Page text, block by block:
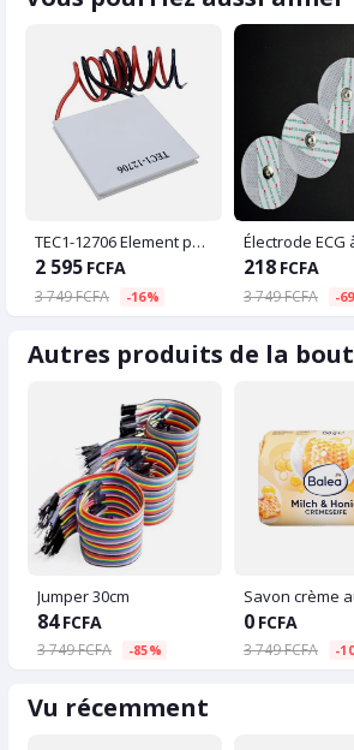
TEC1-12706 Element peltier
2 595 FCFA
3 749 FCFA -16%
218 FCFA
3 749 FCFA -
Autres produits de la
Jumper 30cm
84 FCFA
3 749 FCFA -85%
0 FCFA
3 749 FCFA -
Vu récemment